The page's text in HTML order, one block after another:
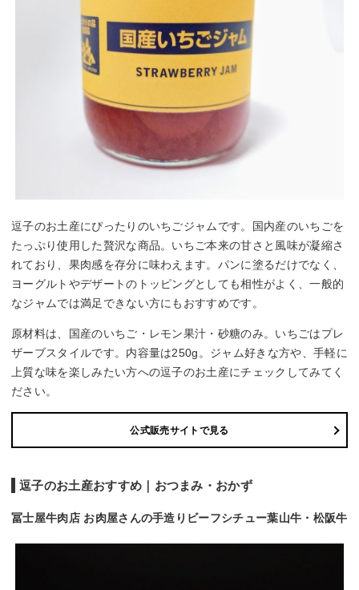
逗子のお土産にぴったりのいちごジャムです。国内産のいちごを
たっぷり使用した贅沢な商品。いちご本来の甘さと風味が凝縮さ
れており、果肉感を存分に味わえます。パンに塗るだけでなく、
ヨーグルトやデザートのトッピングとしても相性がよく、一般的
なジャムでは満足できない方にもおすすめです。
原材料は、国産のいちご・レモン果汁・砂糖のみ。いちごはプレ
ザーブスタイルです。内容量は250g。ジャム好きな方や、手軽に
上質な味を楽しみたい方への逗子のお土産にチェックしてみてく
ださい。
公式販売サイトで見る
逗子のお土産おすすめ｜おつまみ・おかず
冨士屋牛肉店 お肉屋さんの手造りビーフシチュー葉山牛・松阪牛